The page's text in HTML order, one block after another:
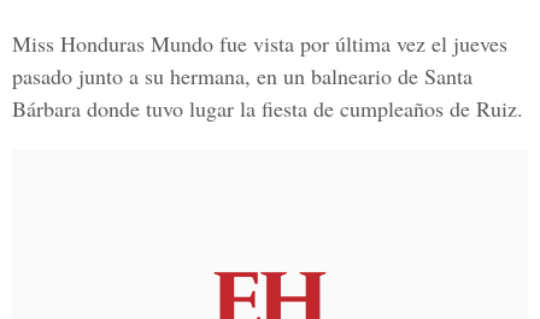
Miss Honduras Mundo fue vista por última vez el jueves
pasado junto a su hermana, en un balneario de Santa
Bárbara donde tuvo lugar la fiesta de cumpleaños de Ruiz.